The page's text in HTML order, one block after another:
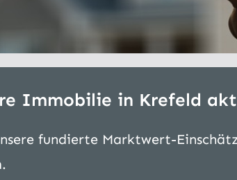
Immobilie in Krefeld
fundierte Marktwert-
.